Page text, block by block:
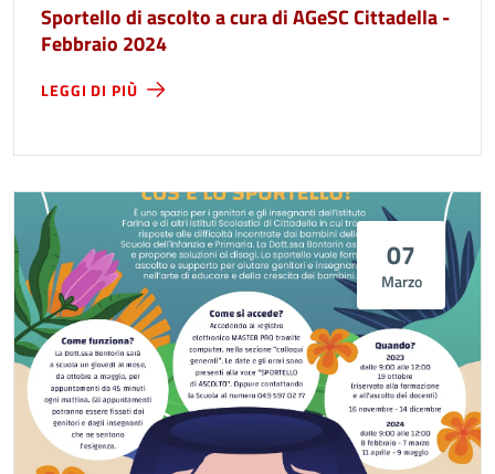
Sportello di ascolto a cura di AGeSC Cittadella -
Febbraio 2024
LEGGI DI PIÙ
07
Marzo